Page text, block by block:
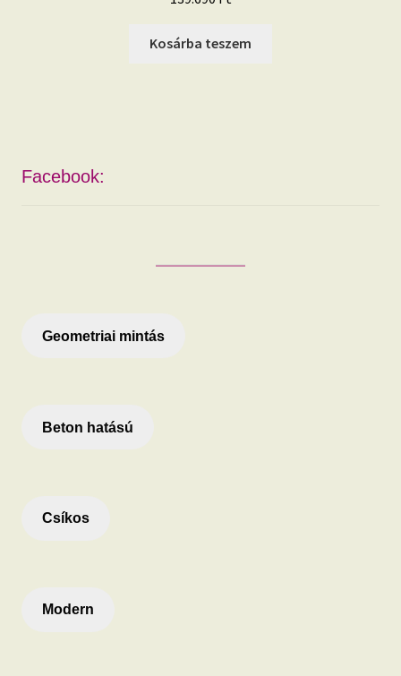
Kosárba teszem
Facebook:
Geometriai mintás
Beton hatású
Csíkos
Modern